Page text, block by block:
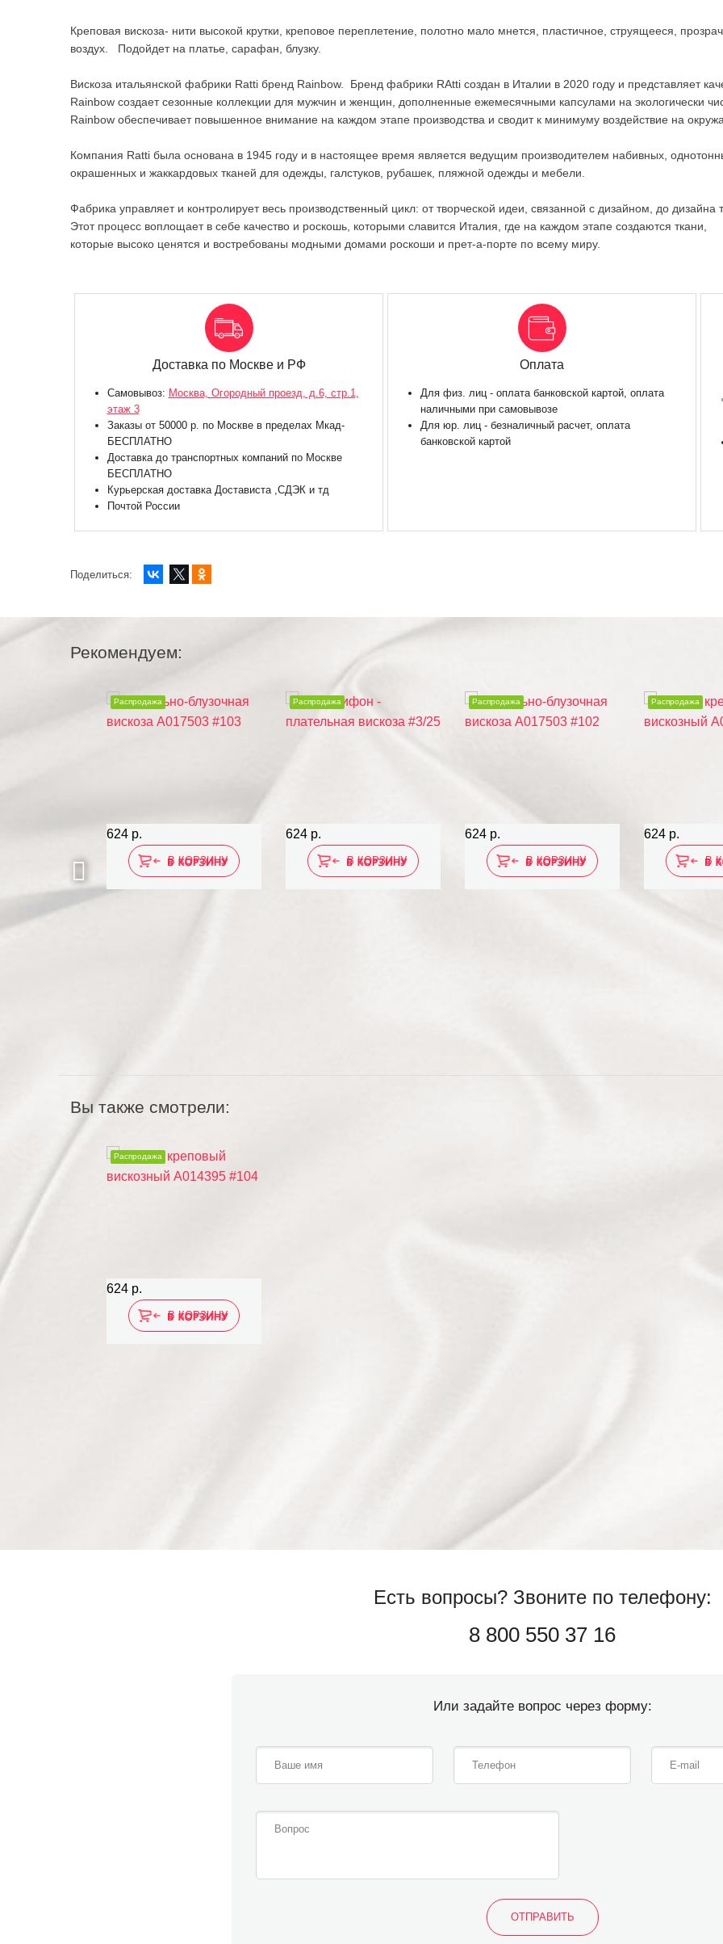
Креповая вискоза- нити высокой крутки, креповое переплетение, полотно мало мнется, пластичное, струящееся,
воздух. Подойдет на платье, сарафан, блузку.
Вискоза итальянской фабрики Ratti бренд Rainbow. Бренд фабрики RAtti создан в Италии в 2020 году и представляет
Rainbow создает сезонные коллекции для мужчин и женщин, дополненные ежемесячными капсулами на экологически
Rainbow обеспечивает повышенное внимание на каждом этапе производства и сводит к минимуму воздействие на
Компания Ratti была основана в 1945 году и в настоящее время является ведущим производителем набивных,
окрашенных и жаккардовых тканей для одежды, галстуков, рубашек, пляжной одежды и мебели.
Фабрика управляет и контролирует весь производственный цикл: от творческой идеи, связанной с дизайном, до дизайна
Этот процесс воплощает в себе качество и роскошь, которыми славится Италия, где на каждом этапе создаются ткани,
которые высоко ценятся и востребованы модными домами роскоши и прет-а-порте по всему миру.
Доставка по Москве и РФ
Самовывоз: Москва, Огородный проезд, д.6, стр.1,
этаж 3
Заказы от 50000 р. по Москве в пределах Мкад-
БЕСПЛАТНО
Доставка до транспортных компаний по Москве
БЕСПЛАТНО
Курьерская доставка Достависта ,СДЭК и тд
Почтой России
Оплата
Для физ. лиц - оплата банковской картой, оплата
наличными при самовывозе
Для юр. лиц - безналичный расчет, оплата
банковской картой
Поделиться:
Рекомендуем:
624 р.
Распродажа
В КОРЗИНУ
624 р.
Распродажа
В КОРЗИНУ
624 р.
Распродажа
В КОРЗИНУ
624 р.
Распродажа
В
Вы также смотрели:
624 р.
Распродажа
В КОРЗИНУ
Есть вопросы?Звоните по телефону:
8 800 550 37 16
Или задайте вопрос через форму: